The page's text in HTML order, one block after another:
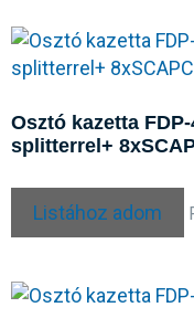
Osztó kazetta
splitterrel+
Listához adom